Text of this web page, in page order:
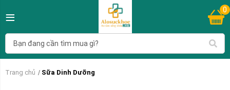
0
Trang chủ Sữa Dinh Dưỡng